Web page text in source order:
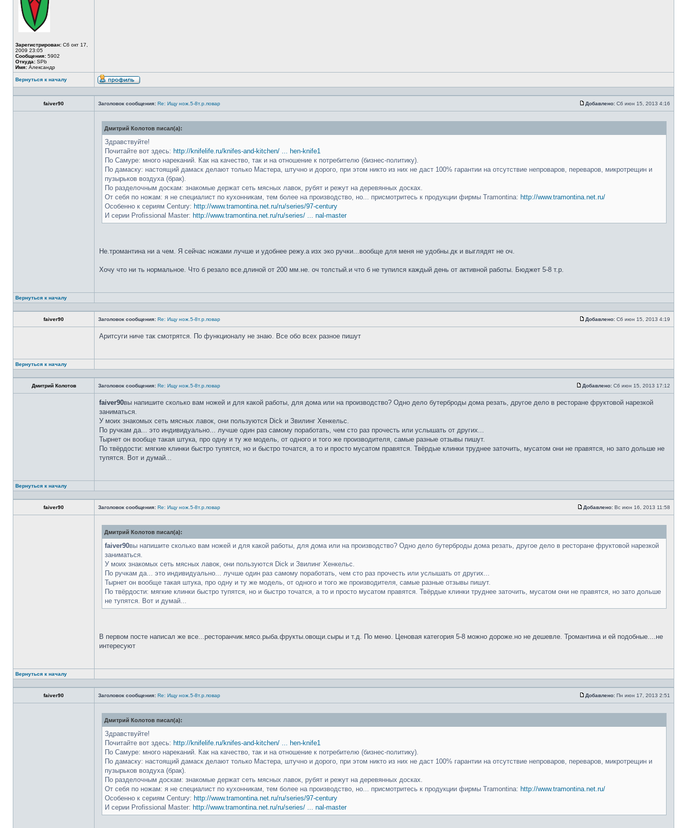
Зарегистрирован: Сб окт 17,
2009 23:05
Сообщения: 5902
Откуда: SPb
Имя: Александр
Вернуться к началу
faiver90 Заголовок сообщения: Re: Ищу нож.5-8т.р.повар Добавлено: Сб июн 15, 2013 4:16
Дмитрий Колотов писал(а):
Здравствуйте!
Почитайте вот здесь: http://knifelife.ru/knifes-and-kitchen/ ... hen-knife1
По Самуре: много нареканий. Как на качество, так и на отношение к потребителю (бизнес-политику).
По дамаску: настоящий дамаск делают только Мастера, штучно и дорого, при этом никто из них не даст 100% гарантии на отсутствие непроваров, переваров, микротрещин и
пузырьков воздуха (брак).
По разделочным доскам: знакомые держат сеть мясных лавок, рубят и режут на деревянных досках.
От себя по ножам: я не специалист по кухонникам, тем более на производство, но... присмотритесь к продукции фирмы Tramontina: http://www.tramontina.net.ru/
Особенно к сериям Century: http://www.tramontina.net.ru/ru/series/97-century
И серии Profissional Master: http://www.tramontina.net.ru/ru/series/ ... nal-master
Не.тромантина ни а чем. Я сейчас ножами лучше и удобнее режу.а изх эко ручки...вообще для меня не удобны.дк и выглядят не оч.
Хочу что ни ть нормальное. Что б резало все.длиной от 200 мм.не. оч толстый.и что б не тупился каждый день от активной работы. Бюджет 5-8 т.р.
Вернуться к началу
faiver90 Заголовок сообщения: Re: Ищу нож.5-8т.р.повар Добавлено: Сб июн 15, 2013 4:19
Аритсуги ниче так смотрятся. По функционалу не знаю. Все обо всех разное пишут
Вернуться к началу
Дмитрий Колотов Заголовок сообщения: Re: Ищу нож.5-8т.р.повар Добавлено: Сб июн 15, 2013 17:12
faiver90вы напишите сколько вам ножей и для какой работы, для дома или на производство? Одно дело бутерброды дома резать, другое дело в ресторане фруктовой нарезкой
заниматься.
У моих знакомых сеть мясных лавок, они пользуются Dick и Звилинг Хенкельс.
По ручкам да... это индивидуально... лучше один раз самому поработать, чем сто раз прочесть или услышать от других...
Тырнет он вообще такая штука, про одну и ту же модель, от одного и того же производителя, самые разные отзывы пишут.
По твёрдости: мягкие клинки быстро тупятся, но и быстро точатся, а то и просто мусатом правятся. Твёрдые клинки труднее заточить, мусатом они не правятся, но зато дольше не
тупятся. Вот и думай...
Вернуться к началу
faiver90 Заголовок сообщения: Re: Ищу нож.5-8т.р.повар Добавлено: Вс июн 16, 2013 11:58
Дмитрий Колотов писал(а):
faiver90вы напишите сколько вам ножей и для какой работы, для дома или на производство? Одно дело бутерброды дома резать, другое дело в ресторане фруктовой нарезкой
заниматься.
У моих знакомых сеть мясных лавок, они пользуются Dick и Звилинг Хенкельс.
По ручкам да... это индивидуально... лучше один раз самому поработать, чем сто раз прочесть или услышать от других...
Тырнет он вообще такая штука, про одну и ту же модель, от одного и того же производителя, самые разные отзывы пишут.
По твёрдости: мягкие клинки быстро тупятся, но и быстро точатся, а то и просто мусатом правятся. Твёрдые клинки труднее заточить, мусатом они не правятся, но зато дольше
не тупятся. Вот и думай...
В первом посте написал же все...ресторанчик.мясо.рыба.фрукты.овощи.сыры и т.д. По меню. Ценовая категория 5-8 можно дороже.но не дешевле. Тромантина и ей подобные....не
интересуют
Вернуться к началу
faiver90 Заголовок сообщения: Re: Ищу нож.5-8т.р.повар Добавлено: Пн июн 17, 2013 2:51
Дмитрий Колотов писал(а):
Здравствуйте!
Почитайте вот здесь: http://knifelife.ru/knifes-and-kitchen/ ... hen-knife1
По Самуре: много нареканий. Как на качество, так и на отношение к потребителю (бизнес-политику).
По дамаску: настоящий дамаск делают только Мастера, штучно и дорого, при этом никто из них не даст 100% гарантии на отсутствие непроваров, переваров, микротрещин и
пузырьков воздуха (брак).
По разделочным доскам: знакомые держат сеть мясных лавок, рубят и режут на деревянных досках.
От себя по ножам: я не специалист по кухонникам, тем более на производство, но... присмотритесь к продукции фирмы Tramontina: http://www.tramontina.net.ru/
Особенно к сериям Century: http://www.tramontina.net.ru/ru/series/97-century
И серии Profissional Master: http://www.tramontina.net.ru/ru/series/ ... nal-master